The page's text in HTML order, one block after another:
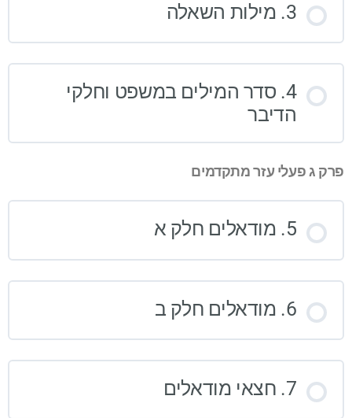
3. מילות השאלה
4. סדר המילים במשפט וחלקי
הדיבר
פרק ג פעלי עזר מתקדמים
5. מודאלים חלק א
6. מודאלים חלק ב
7. חצאי מודאלים